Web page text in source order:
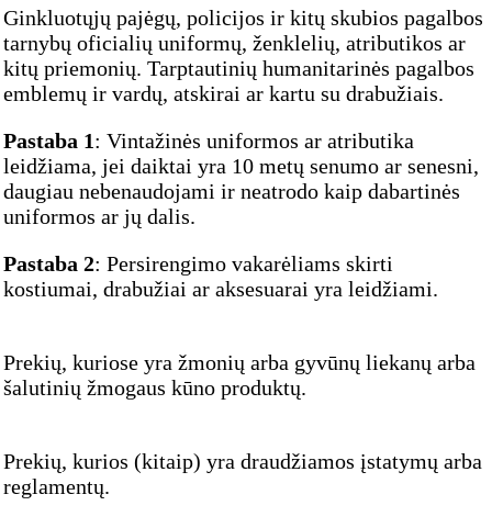
Ginkluotųjų pajėgų, policijos ir kitų skubios pagalbos
tarnybų oficialių uniformų, ženklelių, atributikos ar
kitų priemonių. Tarptautinių humanitarinės pagalbos
emblemų ir vardų, atskirai ar kartu su drabužiais.
Pastaba 1: Vintažinės uniformos ar atributika
leidžiama, jei daiktai yra 10 metų senumo ar senesni,
daugiau nebenaudojami ir neatrodo kaip dabartinės
uniformos ar jų dalis.
Pastaba 2: Persirengimo vakarėliams skirti
kostiumai, drabužiai ar aksesuarai yra leidžiami.
Prekių, kuriose yra žmonių arba gyvūnų liekanų arba
šalutinių žmogaus kūno produktų.
Prekių, kurios (kitaip) yra draudžiamos įstatymų arba
reglamentų.